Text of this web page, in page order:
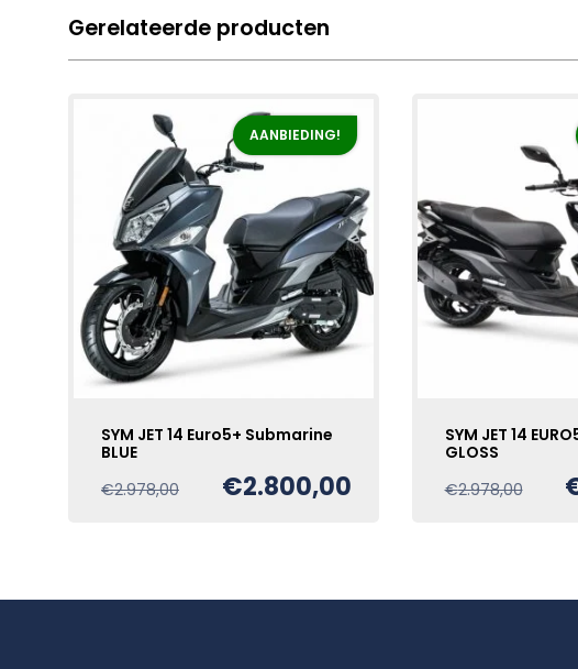
Gerelateerde producten
AANBIEDING!
SYM JET 14 Euro5+ Submarine
BLUE
€2.978,00
Oorspronkelijke
€2.800,00
Huidige
SYM JET 14
GLOSS
€2.978,00